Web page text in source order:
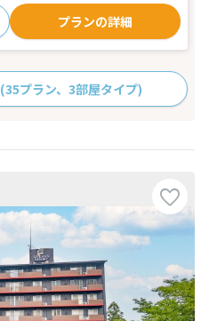
プランの詳細
(35プラン、3部屋タイプ)